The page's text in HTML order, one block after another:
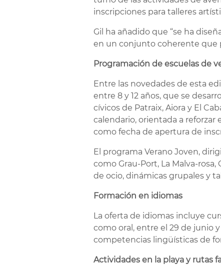
inscripciones para talleres
Gil ha añadido que “se ha
en un conjunto coherente que
Programación de escuelas de
Entre las novedades de esta
entre 8 y 12 años, que se
cívicos de Patraix, Aiora y El
calendario, orientada a reforzar
como fecha de apertura de
El programa Verano Joven,
como Grau-Port, La Malva-rosa,
de ocio, dinámicas grupales y
Formación en idiomas
La oferta de idiomas incluye
como oral, entre el 29 de junio
competencias lingüísticas de
Actividades en la playa y rutas